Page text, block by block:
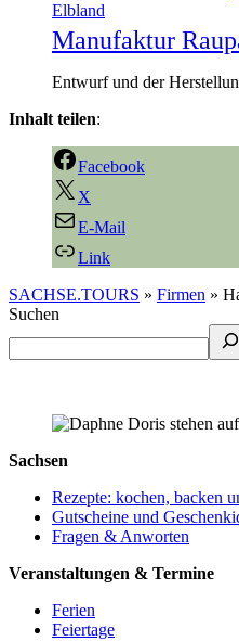
Elbland
Manufaktur
Entwurf und der
Inhalt teilen:
Facebook
X
E-Mail
Link
SACHSE.TOURS » Firmen »
Suchen
Sachsen
Rezepte: kochen, backen
Gutscheine und
Fragen & Anworten
Veranstaltungen & Termine
Ferien
Feiertage